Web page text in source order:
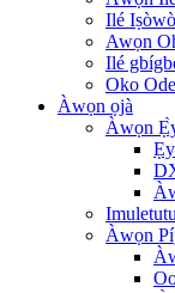
Ilé Iṣòwò
Awọn
Ilé
Oko
Àwọn ọjà
Àwọn
Imuletutu
Àwọn